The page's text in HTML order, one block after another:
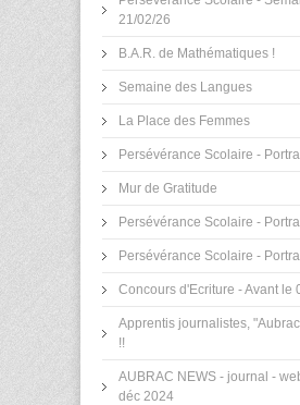
21/02/26
B.A.R. de Mathématiques !
Semaine des Langues
La Place des Femmes
Persévérance Scolaire -
Mur de Gratitude
Persévérance Scolaire -
Persévérance Scolaire -
Concours d'Ecriture - Avant le
Apprentis journalistes,
!!
AUBRAC NEWS - journal -
déc 2024